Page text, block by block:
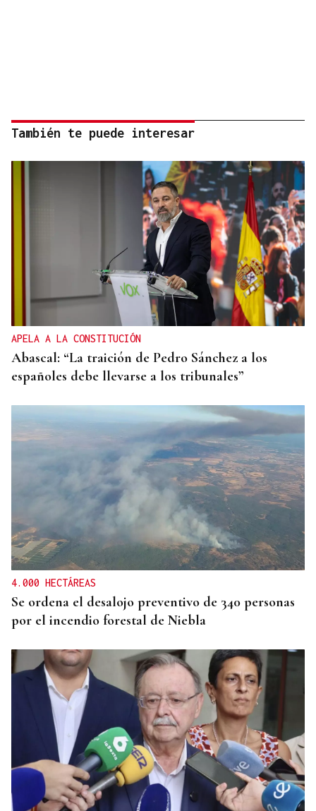
También te puede interesar
APELA A LA CONSTITUCIÓN
Abascal: “La traición de Pedro Sánchez a los
españoles debe llevarse a los tribunales”
4.000 HECTÁREAS
Se ordena el desalojo preventivo de 340 personas
por el incendio forestal de Niebla